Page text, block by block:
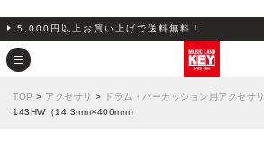
5,000円以上お買い上げで送料無料！
TOP > アクセサリ > ドラム・パーカッション用アクセサリ
143HW（14.3mm×406mm）